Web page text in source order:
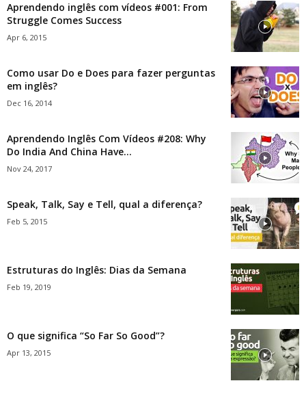
Aprendendo inglês com vídeos #001: From
Struggle Comes Success
Apr 6, 2015
Como usar Do e Does para fazer perguntas
em inglês?
Dec 16, 2014
Aprendendo Inglês Com Vídeos #208: Why
Do India And China Have...
Nov 24, 2017
Speak, Talk, Say e Tell, qual a diferença?
Feb 5, 2015
Estruturas do Inglês: Dias da Semana
Feb 19, 2019
O que significa “So Far So Good”?
Apr 13, 2015